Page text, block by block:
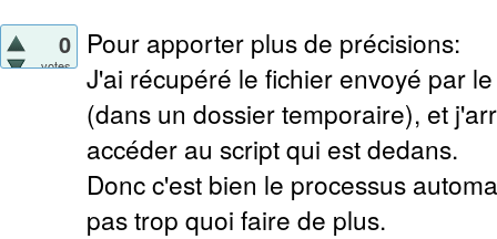
0
votes
Pour apporter plus de précisions:
J'ai récupéré le fichier envoyé par
(dans un dossier temporaire), et
accéder au script qui est dedans.
Donc c'est bien le processus
pas trop quoi faire de plus.